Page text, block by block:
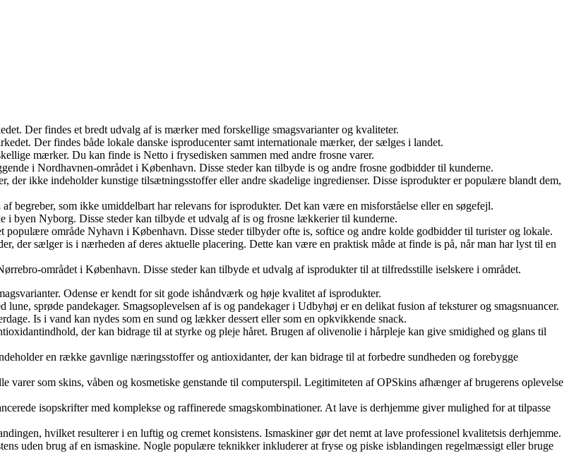
Der findes et bredt udvalg af is mærker med forskellige smagsvarianter og kvaliteter.
Der findes både lokale danske isproducenter samt internationale mærker, der sælges i landet.
mærker. Du kan finde is Netto i frysedisken sammen med andre frosne varer.
i Nordhavnen-området i København. Disse steder kan tilbyde is og andre frosne godbidder til kunderne.
der ikke indeholder kunstige tilsætningsstoffer eller andre skadelige ingredienser. Disse isprodukter er populære blandt dem,
begreber, som ikke umiddelbart har relevans for isprodukter. Det kan være en misforståelse eller en søgefejl.
i byen Nyborg. Disse steder kan tilbyde et udvalg af is og frosne lækkerier til kunderne.
område Nyhavn i København. Disse steder tilbyder ofte is, softice og andre kolde godbidder til turister og lokale.
der sælger is i nærheden af deres aktuelle placering. Dette kan være en praktisk måde at finde is på, når man har lyst til en
området i København. Disse steder kan tilbyde et udvalg af isprodukter til at tilfredsstille iselskere i området.
Odense er kendt for sit gode ishåndværk og høje kvalitet af isprodukter.
sprøde pandekager. Smagsoplevelsen af is og pandekager i Udbyhøj er en delikat fusion af teksturer og smagsnuancer.
Is i vand kan nydes som en sund og lækker dessert eller som en opkvikkende snack.
der kan bidrage til at styrke og pleje håret. Brugen af olivenolie i hårpleje kan give smidighed og glans til
en række gavnlige næringsstoffer og antioxidanter, der kan bidrage til at forbedre sundheden og forebygge
som skins, våben og kosmetiske genstande til computerspil. Legitimiteten af OPSkins afhænger af brugerens oplevelse
isopskrifter med komplekse og raffinerede smagskombinationer. At lave is derhjemme giver mulighed for at tilpasse
hvilket resulterer i en luftig og cremet konsistens. Ismaskiner gør det nemt at lave professionel kvalitetsis derhjemme.
uden brug af en ismaskine. Nogle populære teknikker inkluderer at fryse og piske isblandingen regelmæssigt eller bruge